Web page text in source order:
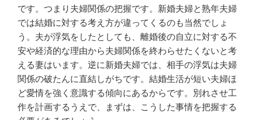
です。つまり夫婦関係の把握です。新婚夫婦と熟年夫婦
では結婚に対する考え方が違ってくるのも当然でしょ
う。夫が浮気をしたとしても、離婚後の自立に対する不
安や経済的な理由から夫婦関係を終わらせたくないと考
える妻はいます。逆に新婚夫婦では、相手の浮気は夫婦
関係の破たんに直結しがちです。結婚生活が短い夫婦ほ
ど愛情を強く意識する傾向にあるからです。別れさせ工
作を計画するうえで、まずは、こうした事情を把握する